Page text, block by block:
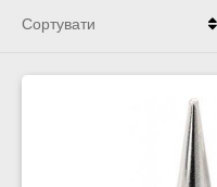
Сортувати